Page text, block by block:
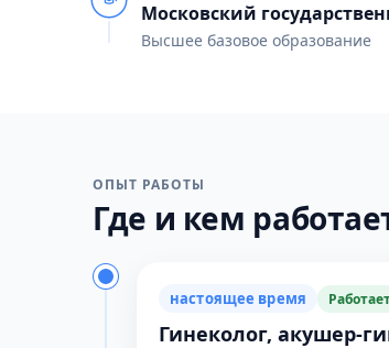
Московский
Высшее базовое образование
ОПЫТ РАБОТЫ
Где и кем
настоящее время
Гинеколог, акушер-